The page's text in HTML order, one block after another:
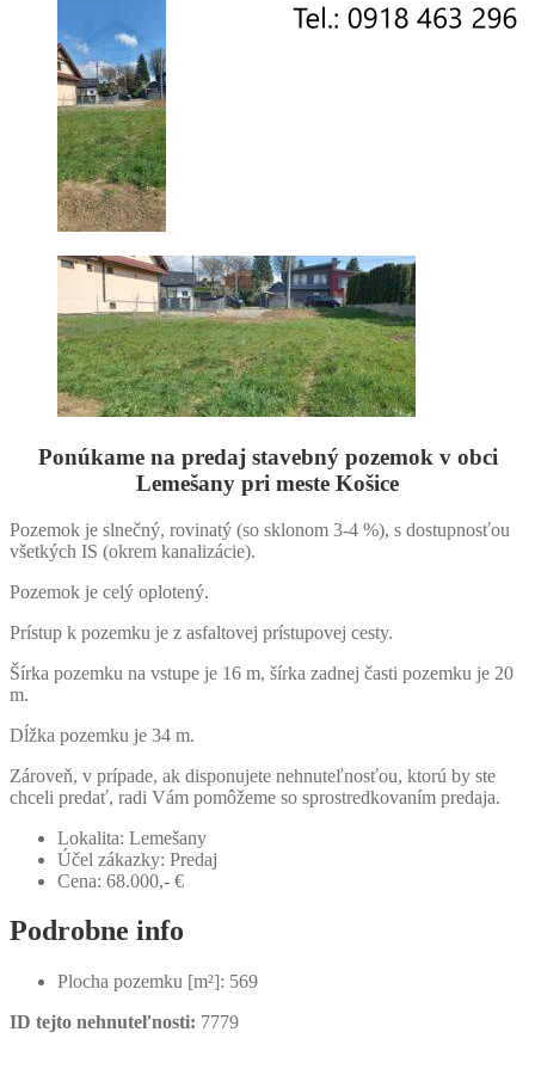
Ponúkame na predaj stavebný pozemok v obci
Lemešany pri meste Košice
Pozemok je slnečný, rovinatý (so sklonom 3-4 %), s dostupnosťou
všetkých IS (okrem kanalizácie).
Pozemok je celý oplotený.
Prístup k pozemku je z asfaltovej prístupovej cesty.
Šírka pozemku na vstupe je 16 m, šírka zadnej časti pozemku je 20
m.
Dĺžka pozemku je 34 m.
Zároveň, v prípade, ak disponujete nehnuteľnosťou, ktorú by ste
chceli predať, radi Vám pomôžeme so sprostredkovaním predaja.
Lokalita: Lemešany
Účel zákazky: Predaj
Cena: 68.000,- €
Podrobne info
Plocha pozemku [m²]: 569
ID tejto nehnuteľnosti: 7779